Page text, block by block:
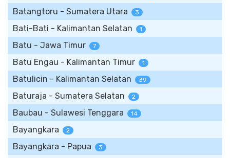
Batangtoru - Sumatera Utara 3
Bati-Bati - Kalimantan Selatan 1
Batu - Jawa Timur 7
Batu Engau - Kalimantan Timur 1
Batulicin - Kalimantan Selatan 39
Baturaja - Sumatera Selatan 2
Baubau - Sulawesi Tenggara 14
Bayangkara 2
Bayangkara - Papua 3